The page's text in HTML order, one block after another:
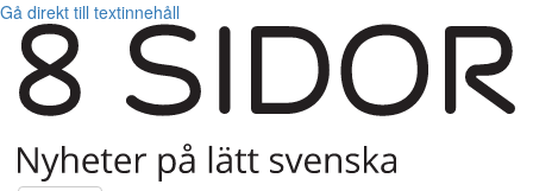
Gå direkt till textinnehåll